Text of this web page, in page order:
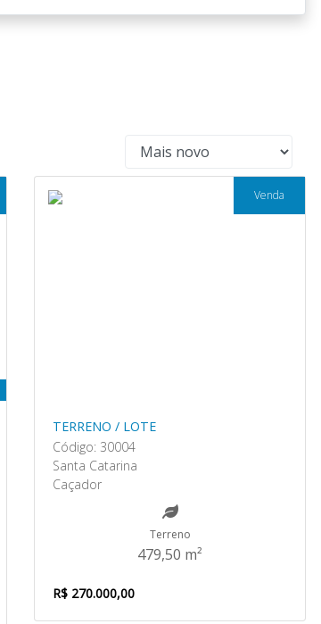
Venda
TERRENO / LOTE
Código: 30004
Santa Catarina
Caçador
Terreno
479,50 m²
R$ 270.000,00